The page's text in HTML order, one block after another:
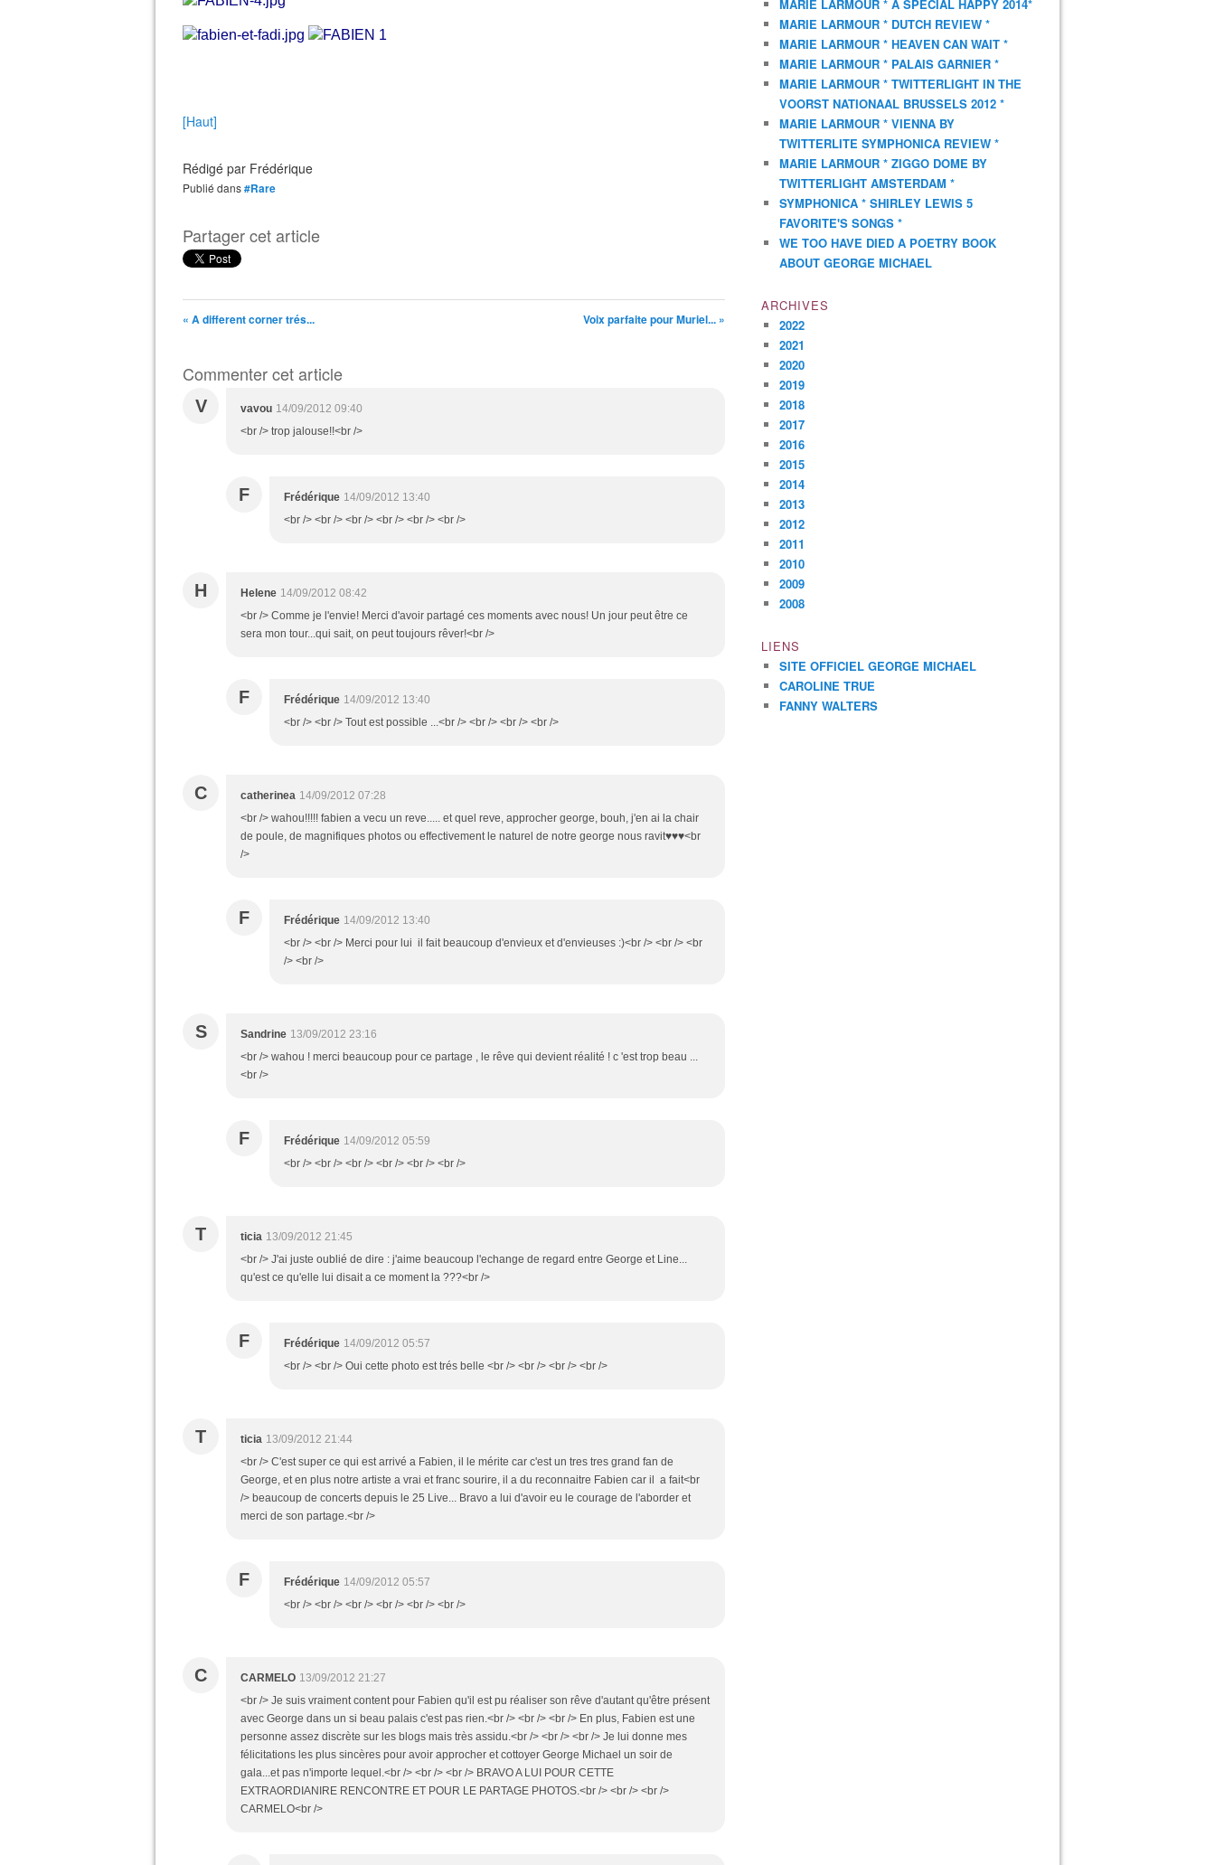
[Haut]
Rédigé par Frédérique
Publié dans#Rare
Partager cet article
« A different corner trés... Voix parfaite pour Muriel... »
Commenter cet article
V vavou 14/09/2012 09:40
<br /> trop jalouse!!<br />
F Frédérique 14/09/2012 13:40
<br /> <br /> <br /> <br /> <br /> <br />
H Helene 14/09/2012 08:42
<br /> Comme je l'envie! Merci d'avoir partagé ces moments avec nous! Un jour peut être ce
sera mon tour...qui sait, on peut toujours rêver!<br />
F Frédérique 14/09/2012 13:40
<br /> <br /> Tout est possible ...<br /> <br /> <br /> <br />
C catherinea 14/09/2012 07:28
<br /> wahou!!!!! fabien a vecu un reve..... et quel reve, approcher george, bouh, j'en ai la chair
de poule, de magnifiques photos ou effectivement le naturel de notre george nous ravit♥♥♥<br
/>
F Frédérique 14/09/2012 13:40
<br /> <br /> Merci pour lui il fait beaucoup d'envieux et d'envieuses :)<br /> <br /> <br
/> <br />
S Sandrine 13/09/2012 23:16
<br /> wahou ! merci beaucoup pour ce partage , le rêve qui devient réalité ! c 'est trop beau ...
<br />
F Frédérique 14/09/2012 05:59
<br /> <br /> <br /> <br /> <br /> <br />
T ticia 13/09/2012 21:45
<br /> J'ai juste oublié de dire : j'aime beaucoup l'echange de regard entre George et Line...
qu'est ce qu'elle lui disait a ce moment la ???<br />
F Frédérique 14/09/2012 05:57
<br /> <br /> Oui cette photo est trés belle <br /> <br /> <br /> <br />
T ticia 13/09/2012 21:44
<br /> C'est super ce qui est arrivé a Fabien, il le mérite car c'est un tres tres grand fan de
George, et en plus notre artiste a vrai et franc sourire, il a du reconnaitre Fabien car il a fait<br
/> beaucoup de concerts depuis le 25 Live... Bravo a lui d'avoir eu le courage de l'aborder et
merci de son partage.<br />
F Frédérique 14/09/2012 05:57
<br /> <br /> <br /> <br /> <br /> <br />
C CARMELO 13/09/2012 21:27
<br /> Je suis vraiment content pour Fabien qu'il est pu réaliser son rêve d'autant qu'être présent
avec George dans un si beau palais c'est pas rien.<br /> <br /> <br /> En plus, Fabien est une
personne assez discrète sur les blogs mais très assidu.<br /> <br /> <br /> Je lui donne mes
félicitations les plus sincères pour avoir approcher et cottoyer George Michael un soir de
gala...et pas n'importe lequel.<br /> <br /> <br /> BRAVO A LUI POUR CETTE
EXTRAORDIANIRE RENCONTRE ET POUR LE PARTAGE PHOTOS.<br /> <br /> <br />
CARMELO<br />
MARIE LARMOUR * A SPECIAL HAPPY 2014*
MARIE LARMOUR * DUTCH REVIEW *
MARIE LARMOUR * HEAVEN CAN WAIT *
MARIE LARMOUR * PALAIS GARNIER *
MARIE LARMOUR * TWITTERLIGHT IN THE
VOORST NATIONAAL BRUSSELS 2012 *
MARIE LARMOUR * VIENNA BY
TWITTERLITE SYMPHONICA REVIEW *
MARIE LARMOUR * ZIGGO DOME BY
TWITTERLIGHT AMSTERDAM *
SYMPHONICA * SHIRLEY LEWIS 5
FAVORITE'S SONGS *
WE TOO HAVE DIED A POETRY BOOK
ABOUT GEORGE MICHAEL
ARCHIVES
2022
2021
2020
2019
2018
2017
2016
2015
2014
2013
2012
2011
2010
2009
2008
LIENS
SITE OFFICIEL GEORGE MICHAEL
CAROLINE TRUE
FANNY WALTERS